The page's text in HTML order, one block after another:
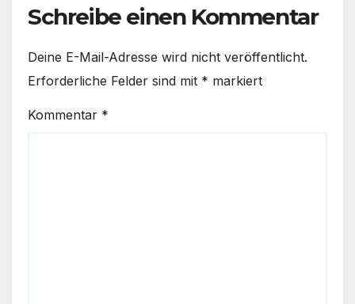
Schreibe einen Kommentar
Deine E-Mail-Adresse wird nicht veröffentlicht.
Erforderliche Felder sind mit * markiert
Kommentar *